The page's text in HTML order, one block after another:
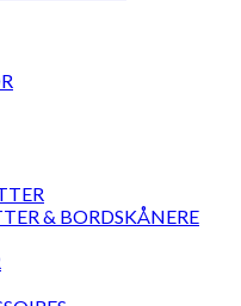
& BORDSKÅNERE